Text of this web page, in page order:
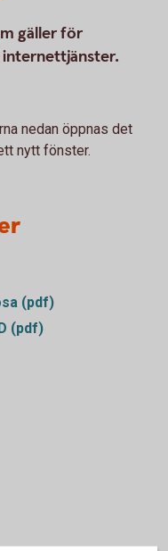
gäller för
internettjänster.
nedan öppnas det
nytt fönster.
(pdf)
(pdf)